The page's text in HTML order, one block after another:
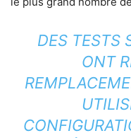
DES TESTS
ONT